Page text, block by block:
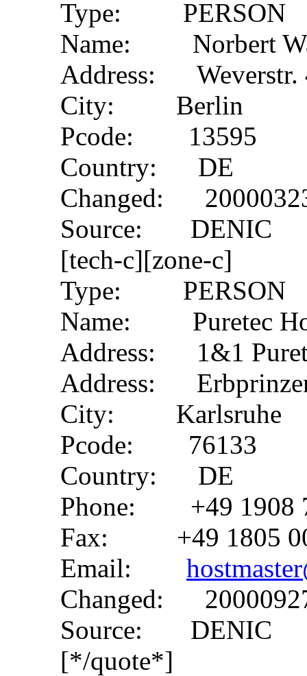
Type: PERSON
Name: Norbert
Address: Weverstr.
City: Berlin
Pcode: 13595
Country: DE
Changed:
Source: DENIC
[tech-c][zone-c]
Type: PERSON
Name: Puretec
Address: 1&1
Address:
City: Karlsruhe
Pcode: 76133
Country: DE
Phone: +49 1908
Fax: +49 1805
Email:
Changed:
Source: DENIC
[*/quote*]